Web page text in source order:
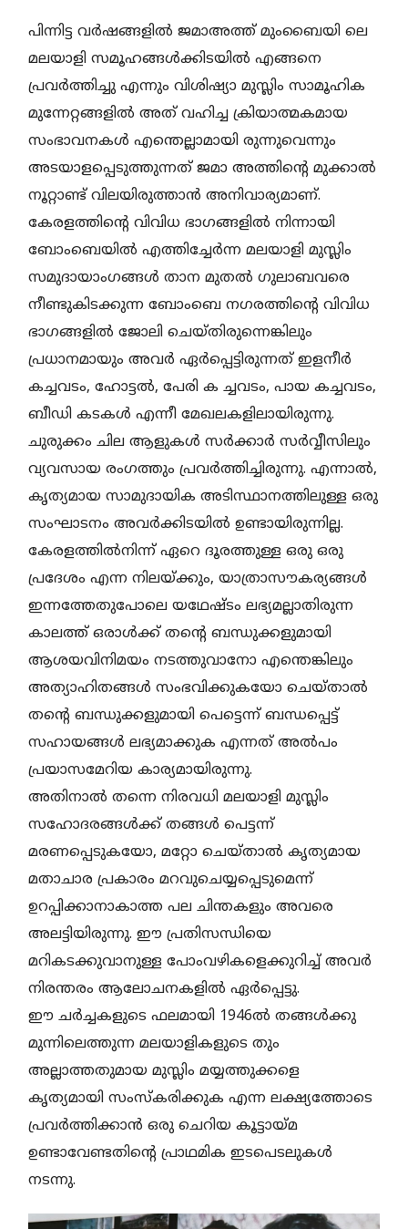
പിന്നിട്ട വര്‍ഷങ്ങളില്‍ ജമാഅത്ത് മുംബൈയി ലെ
മലയാളി സമൂഹങ്ങള്‍ക്കിടയില്‍ എങ്ങനെ
പ്രവര്‍ത്തിച്ചു എന്നും വിശിഷ്യാ മുസ്ലിം സാമൂഹിക
മുന്നേറ്റങ്ങളില്‍ അത് വഹിച്ച ക്രിയാത്മകമായ
സംഭാവനകള്‍ എന്തെല്ലാമായി രുന്നുവെന്നും
അടയാളപ്പെടുത്തുന്നത് ജമാ അത്തിന്റെ മുക്കാല്‍
നൂറ്റാണ്ട് വിലയിരുത്താന്‍ അനിവാര്യമാണ്.
കേരളത്തിന്റെ വിവിധ ഭാഗങ്ങളില്‍ നിന്നായി
ബോംബെയില്‍ എത്തിച്ചേര്‍ന്ന മലയാളി മുസ്ലിം
സമുദായാംഗങ്ങള്‍ താന മുതല്‍ ഗുലാബവരെ
നീണ്ടുകിടക്കുന്ന ബോംബെ നഗരത്തിന്റെ വിവിധ
ഭാഗങ്ങളില്‍ ജോലി ചെയ്തിരുന്നെങ്കിലും
പ്രധാനമായും അവര്‍ ഏര്‍പ്പെട്ടിരുന്നത് ഇളനീര്‍
കച്ചവടം, ഹോട്ടല്‍, പേരി ക ച്ചവടം, പായ കച്ചവടം,
ബീഡി കടകള്‍ എന്നീ മേഖലകളിലായിരുന്നു.
ചുരുക്കം ചില ആളുകള്‍ സര്‍ക്കാര്‍ സര്‍വ്വീസിലും
വ്യവസായ രംഗത്തും പ്രവര്‍ത്തിച്ചിരുന്നു. എന്നാല്‍,
കൃത്യമായ സാമുദായിക അടിസ്ഥാനത്തിലുള്ള ഒരു
സംഘാടനം അവര്‍ക്കിടയില്‍ ഉണ്ടായിരുന്നില്ല.
കേരളത്തില്‍നിന്ന് ഏറെ ദൂരത്തുള്ള ഒരു ഒരു
പ്രദേശം എന്ന നിലയ്ക്കും, യാത്രാസൗകര്യങ്ങള്‍
ഇന്നത്തേതുപോലെ യഥേഷ്ടം ലഭ്യമല്ലാതിരുന്ന
കാലത്ത് ഒരാള്‍ക്ക് തന്റെ ബന്ധുക്കളുമായി
ആശയവിനിമയം നടത്തുവാനോ എന്തെങ്കിലും
അത്യാഹിതങ്ങള്‍ സംഭവിക്കുകയോ ചെയ്താല്‍
തന്റെ ബന്ധുക്കളുമായി പെട്ടെന്ന് ബന്ധപ്പെട്ട്
സഹായങ്ങള്‍ ലഭ്യമാക്കുക എന്നത് അല്‍പം
പ്രയാസമേറിയ കാര്യമായിരുന്നു.
അതിനാല്‍ തന്നെ നിരവധി മലയാളി മുസ്ലിം
സഹോദരങ്ങള്‍ക്ക് തങ്ങള്‍ പെട്ടന്ന്
മരണപ്പെടുകയോ, മറ്റോ ചെയ്താല്‍ കൃത്യമായ
മതാചാര പ്രകാരം മറവുചെയ്യപ്പെടുമെന്ന്
ഉറപ്പിക്കാനാകാത്ത പല ചിന്തകളും അവരെ
അലട്ടിയിരുന്നു. ഈ പ്രതിസന്ധിയെ
മറികടക്കുവാനുള്ള പോംവഴികളെക്കുറിച്ച് അവര്‍
നിരന്തരം ആലോചനകളില്‍ ഏര്‍പ്പെട്ടു.
ഈ ചര്‍ച്ചകളുടെ ഫലമായി 1946ല്‍ തങ്ങള്‍ക്കു
മുന്നിലെത്തുന്ന മലയാളികളുടെ തും
അല്ലാത്തതുമായ മുസ്ലിം മയ്യത്തുക്കളെ
കൃത്യമായി സംസ്‌കരിക്കുക എന്ന ലക്ഷ്യത്തോടെ
പ്രവര്‍ത്തിക്കാന്‍ ഒരു ചെറിയ കൂട്ടായ്മ
ഉണ്ടാവേണ്ടതിന്റെ പ്രാഥമിക ഇടപെടലുകള്‍
നടന്നു.